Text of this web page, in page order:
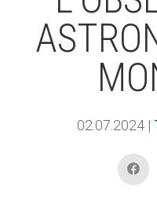
02.07.2024 |
ACCIÓ
SUPORT
ACCIÓ
SUPORT